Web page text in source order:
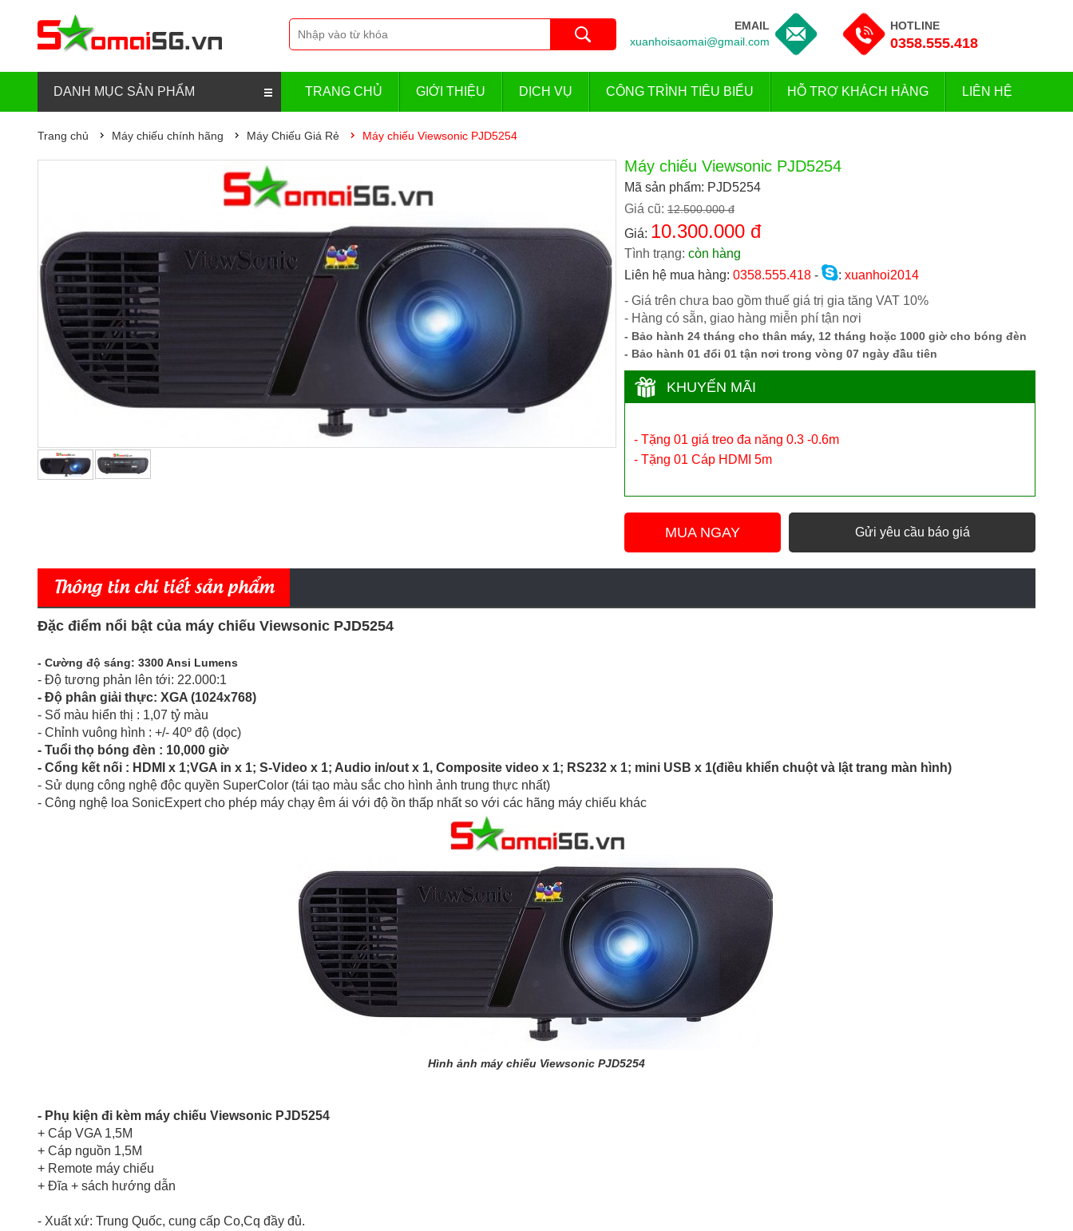
EMAIL
xuanhoisaomai@gmail.com
HOTLINE
0358.555.418
TRANG CHỦ GIỚI THIỆU DỊCH VỤ CÔNG TRÌNH TIÊU BIỂU HỖ TRỢ KHÁCH HÀNG LIÊN HỆ
DANH MỤC SẢN PHẨM
Trang chủ Máy chiếu chính hãng Máy Chiếu Giá Rẻ Máy chiếu Viewsonic PJD5254
Máy chiếu Viewsonic PJD5254
Mã sản phẩm: PJD5254
Giá cũ: 12.500.000 đ
Giá: 10.300.000 đ
Tình trạng: còn hàng
Liên hệ mua hàng: 0358.555.418 - : xuanhoi2014
- Giá trên chưa bao gồm thuế giá trị gia tăng VAT 10%
- Hàng có sẵn, giao hàng miễn phí tận nơi
- Bảo hành 24 tháng cho thân máy, 12 tháng hoặc 1000 giờ cho bóng đèn
- Bảo hành 01 đổi 01 tận nơi trong vòng 07 ngày đầu tiên
KHUYẾN MÃI
- Tặng 01 giá treo đa năng 0.3 -0.6m
- Tặng 01 Cáp HDMI 5m
MUA NGAY Gửi yêu cầu báo giá
Thông tin chi tiết sản phẩm
Đặc điểm nổi bật của máy chiếu Viewsonic PJD5254
- Cường độ sáng: 3300 Ansi Lumens
- Độ tương phản lên tới: 22.000:1
- Độ phân giải thực: XGA (1024x768)
- Số màu hiển thị : 1,07 tỷ màu
- Chỉnh vuông hình : +/- 40º độ (dọc)
- Tuổi thọ bóng đèn : 10,000 giờ
- Cổng kết nối : HDMI x 1;VGA in x 1; S-Video x 1; Audio in/out x 1, Composite video x 1; RS232 x 1; mini USB x 1(điều khiển chuột và lật trang màn hình)
- Sử dụng công nghệ độc quyền SuperColor (tái tạo màu sắc cho hình ảnh trung thực nhất)
- Công nghệ loa SonicExpert cho phép máy chạy êm ái với độ ồn thấp nhất so với các hãng máy chiếu khác
Hình ảnh máy chiếu Viewsonic PJD5254
- Phụ kiện đi kèm máy chiếu Viewsonic PJD5254
+ Cáp VGA 1,5M
+ Cáp nguồn 1,5M
+ Remote máy chiếu
+ Đĩa + sách hướng dẫn
- Xuất xứ: Trung Quốc, cung cấp Co,Cq đầy đủ.